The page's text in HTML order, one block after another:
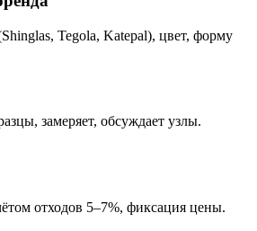
Tegola, Katepal), цвет, форму
замеряет, обсуждает узлы.
отходов 5–7%, фиксация цены.